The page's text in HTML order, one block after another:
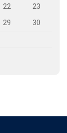
22
23
29
30